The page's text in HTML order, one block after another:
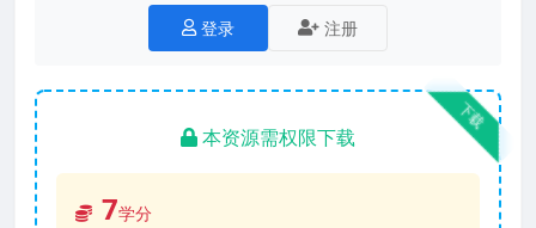
登录 注册
下载
本资源需权限下载
7学分